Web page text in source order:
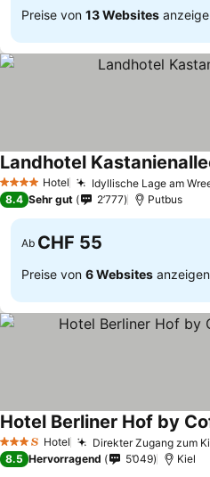
Preise von 13 Websites
4 Sterne Hotel Idyllische Lage am
Landhotel
8.4 Sehr gut 2’777 Putbus
Ab CHF 55
Preise von 6 Websites anzeigen
3 Sterne Hotel Direkter Zugang zum
Hotel Berliner Hof by
8.5 Hervorragend 5’049 Kiel